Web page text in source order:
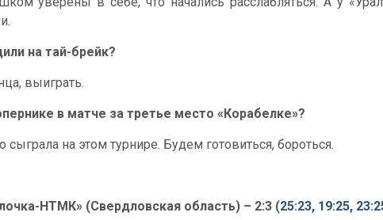
на тай-брейк?
выиграть.
в матче за третье место «Корабелке»?
на этом турнире. Будем готовиться, бороться.
НТМК» (Свердловская область) – 2:3 (25:23, 19:25,